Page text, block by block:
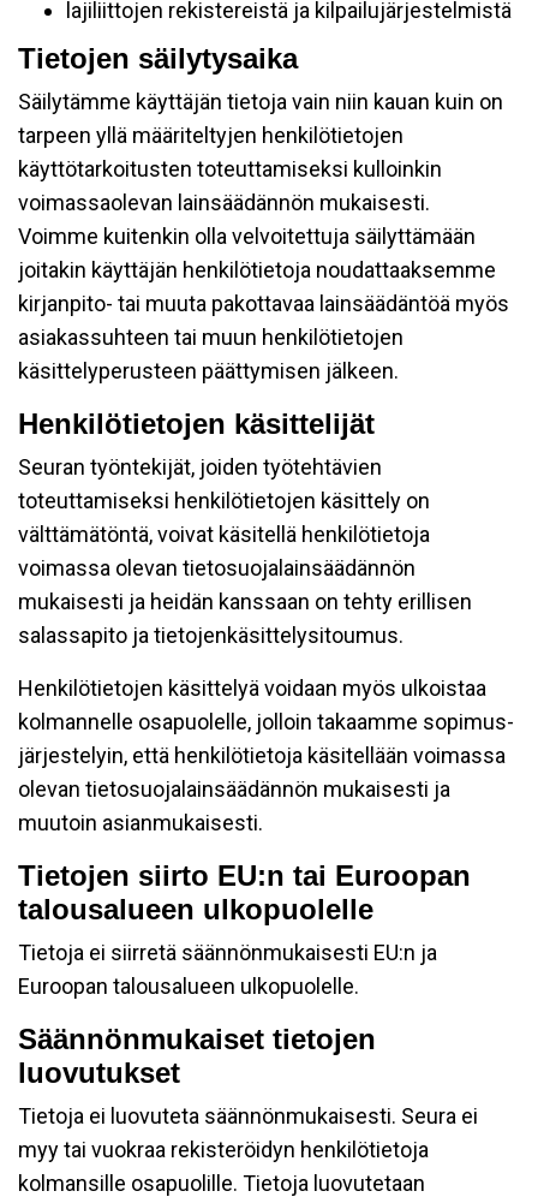
lajiliittojen rekistereistä ja kilpailujärjestelmistä
Tietojen säilytysaika
Säilytämme käyttäjän tietoja vain niin kauan kuin on
tarpeen yllä määriteltyjen henkilötietojen
käyttötarkoitusten toteuttamiseksi kulloinkin
voimassaolevan lainsäädännön mukaisesti.
Voimme kuitenkin olla velvoitettuja säilyttämään
joitakin käyttäjän henkilötietoja noudattaaksemme
kirjanpito- tai muuta pakottavaa lainsäädäntöä myös
asiakassuhteen tai muun henkilötietojen
käsittelyperusteen päättymisen jälkeen.
Henkilötietojen käsittelijät
Seuran työntekijät, joiden työtehtävien
toteuttamiseksi henkilötietojen käsittely on
välttämätöntä, voivat käsitellä henkilötietoja
voimassa olevan tietosuojalainsäädännön
mukaisesti ja heidän kanssaan on tehty erillisen
salassapito ja tietojenkäsittelysitoumus.
Henkilötietojen käsittelyä voidaan myös ulkoistaa
kolmannelle osapuolelle, jolloin takaamme sopimus-
järjestelyin, että henkilötietoja käsitellään voimassa
olevan tietosuojalainsäädännön mukaisesti ja
muutoin asianmukaisesti.
Tietojen siirto EU:n tai Euroopan
talousalueen ulkopuolelle
Tietoja ei siirretä säännönmukaisesti EU:n ja
Euroopan talousalueen ulkopuolelle.
Säännönmukaiset tietojen
luovutukset
Tietoja ei luovuteta säännönmukaisesti. Seura ei
myy tai vuokraa rekisteröidyn henkilötietoja
kolmansille osapuolille. Tietoja luovutetaan